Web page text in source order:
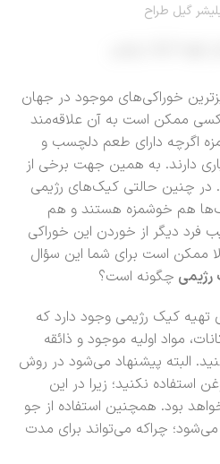
گیل طراح
خوراکی‌های موجود در جهان
ممکن است به آن علاقه‌مند
اگرچه دارای طعم دلچسب و
دارند. به همین جهت برخی از
در چنین حالتی کیک‌های رژیمی
هم خوشمزه هستند و هم
فرد دیگر از خوردن این خوراکی
ممکن است برای شما این سؤال
رژیمی چگونه است؟
تهیه کیک رژیمی وجود دارد که
مواد اولیه موجود و ذائقه
البته پیشنهاد می‌شود در روش
استفاده نکنید؛ زیرا در این
بود. همچنین استفاده از جو
چراکه می‌تواند برای مدت